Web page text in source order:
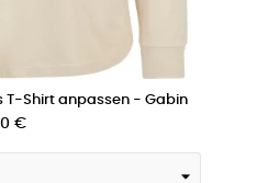
T-Shirt anpassen - Gabin
€